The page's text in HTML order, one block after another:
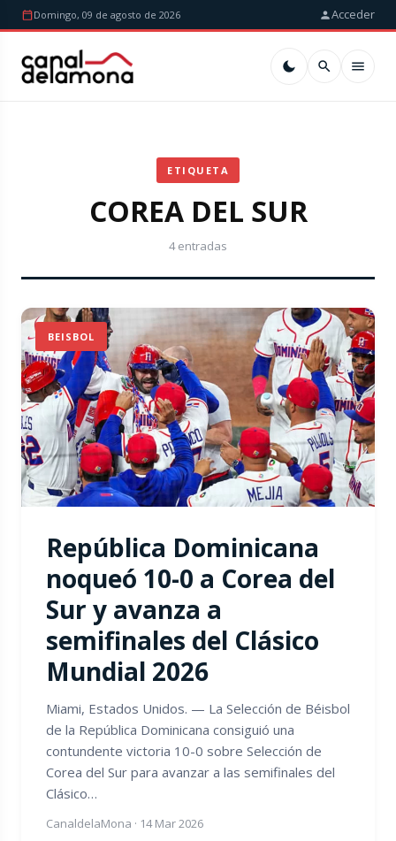
Domingo, 09 de agosto de 2026 Acceder
ETIQUETA
COREA DEL SUR
4 entradas
BEISBOL
República Dominicana
noqueó 10-0 a Corea del
Sur y avanza a
semifinales del Clásico
Mundial 2026
Miami, Estados Unidos. — La Selección de Béisbol
de la República Dominicana consiguió una
contundente victoria 10-0 sobre Selección de
Corea del Sur para avanzar a las semifinales del
Clásico…
CanaldelaMona · 14 Mar 2026